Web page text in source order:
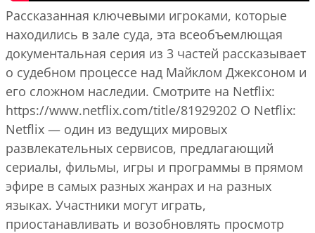
Рассказанная ключевыми игроками, которые
находились в зале суда, эта всеобъемлющая
документальная серия из 3 частей рассказывает
о судебном процессе над Майклом Джексоном и
его сложном наследии. Смотрите на Netflix:
https://www.netflix.com/title/81929202 О Netflix:
Netflix — один из ведущих мировых
развлекательных сервисов, предлагающий
сериалы, фильмы, игры и программы в прямом
эфире в самых разных жанрах и на разных
языках. Участники могут играть,
приостанавливать и возобновлять просмотр